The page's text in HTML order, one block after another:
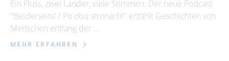
Ein Fluss, zwei Länder, viele Stimmen: Der neue Podcast
"Beiderseits! / Po obu stronach!" erzählt Geschichten von
Menschen entlang der …
MEHR ERFAHREN